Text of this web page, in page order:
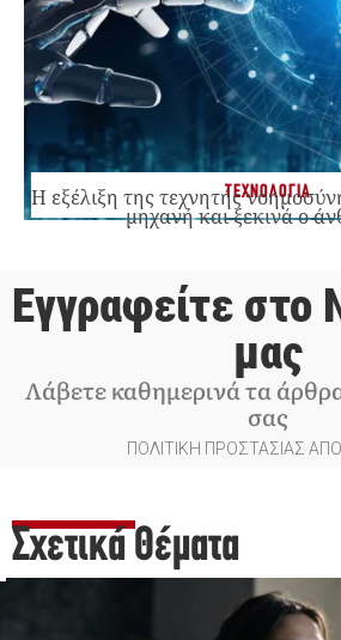
ΤΕΧΝΟΛΟΓΙΑ
Η εξέλιξη της τεχνητής
μηχανή και ξεκινά ο
Εγγραφείτε στο
μας
Λάβετε καθημερινά τα
σας
ΠΟΛΙΤΙΚΗ ΠΡΟΣΤΑΣΙΑΣ
Σχετικά Θέματα